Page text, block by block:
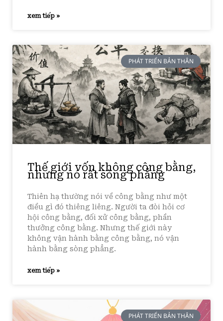
xem tiếp »
PHÁT TRIỂN BẢN THÂN
Thế giới vốn không công bằng,
nhưng nó rất sòng phẳng
Thiên hạ thường nói về công bằng như một
điều gì đó thiêng liêng. Người ta đòi hỏi cơ
hội công bằng, đối xử công bằng, phần
thưởng công bằng. Nhưng thế giới này
không vận hành bằng công bằng, nó vận
hành bằng sòng phẳng.
xem tiếp »
PHÁT TRIỂN BẢN THÂN